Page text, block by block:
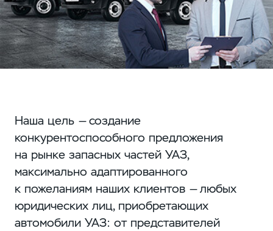
Наша цель — создание
конкурентоспособного предложения
на рынке запасных частей УАЗ,
максимально адаптированного
к пожеланиям наших клиентов — любых
юридических лиц, приобретающих
автомобили УАЗ: от представителей